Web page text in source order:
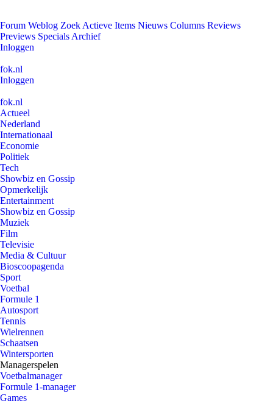
Forum Weblog Zoek Actieve Items Nieuws Columns Reviews
Previews Specials Archief
Inloggen
fok.nl
Inloggen
fok.nl
Actueel
Nederland
Internationaal
Economie
Politiek
Tech
Showbiz en Gossip
Opmerkelijk
Entertainment
Showbiz en Gossip
Muziek
Film
Televisie
Media & Cultuur
Bioscoopagenda
Sport
Voetbal
Formule 1
Autosport
Tennis
Wielrennen
Schaatsen
Wintersporten
Managerspelen
Voetbalmanager
Formule 1-manager
Games